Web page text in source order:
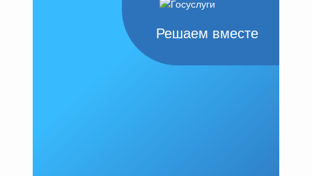
Решаем вместе